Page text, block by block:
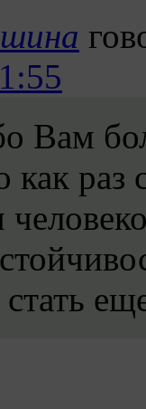
Вам
как раз
стать